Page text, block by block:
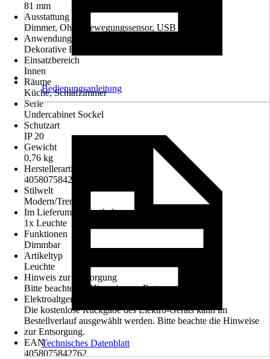
81 mm
Ausstattung
Dimmer, Ohne Bewegungssensor, USB
Anwendung
Dekorative Beleuchtung
Einsatzbereich
Innen
Räume
Küche, Schlafzimmer
Serie
Undercabinet Sockel
Schutzart
IP 20
Gewicht
0,76 kg
Herstellerartikelnummer
4058075842762
Stilwelt
Modern/Trend
Im Lieferumfang enthalten
1x Leuchte
Funktionen
Dimmbar
Artikeltyp
Leuchte
Hinweis zur Entsorgung
Bitte beachte die Hinweise zur Entsorgung
Elektroaltgerät-Rücknahme
Die kostenlose Rückgabe des Elektro-Geräts kann im
Bestellverlauf ausgewählt werden. Bitte beachte die Hinweise
zur Entsorgung.
EAN
4058075842762
Bedienungsanleitung
Technisches Datenblatt